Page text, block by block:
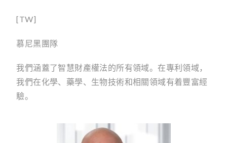
[TW]
慕尼黑團隊
我們涵蓋了智慧財產權法的所有領域。在專利領域，
我們在化學、藥學、生物技術和相關領域有着豐富經
驗。